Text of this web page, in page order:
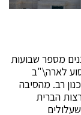
מספר שבועות
לארה\"ב
רב. מהסיבה
הברית